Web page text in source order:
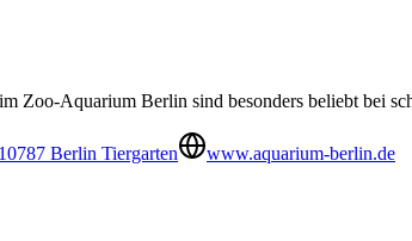
Zoo-Aquarium Berlin sind besonders beliebt bei
Berlin Tiergarten
www.aquarium-berlin.de